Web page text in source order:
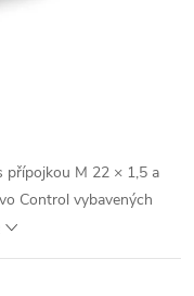
přípojkou M 22 × 1,5 a
Control vybavených